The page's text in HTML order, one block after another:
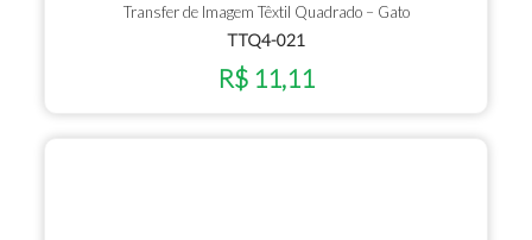
Transfer de Imagem Têxtil Quadrado – Gato
TTQ4-021
R$ 11,11